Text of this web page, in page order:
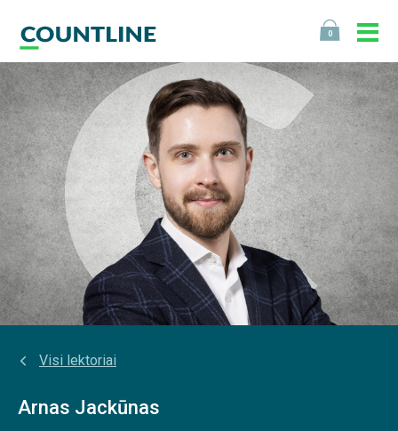
0
Visi lektoriai
Arnas Jackūnas